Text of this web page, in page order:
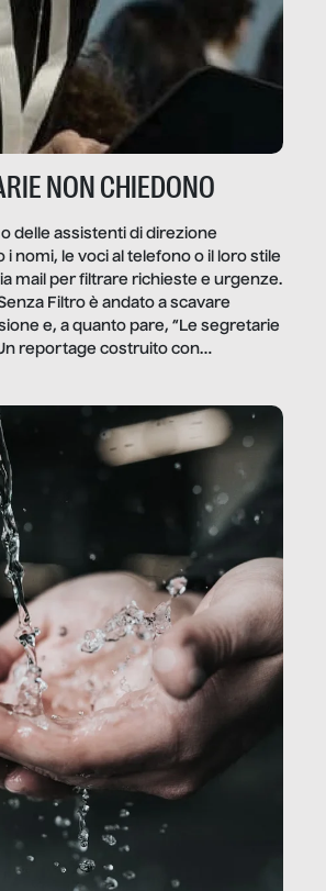
NON CHIEDONO
delle assistenti di direzione
i nomi, le voci al telefono o il loro stile
mail per filtrare richieste e urgenze.
Filtro è andato a scavare
e, a quanto pare, “Le segretarie
reportage costruito con